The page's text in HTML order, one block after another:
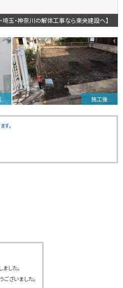
玉・神奈川の解体工事なら東央建設へ】
施工後
す。
した。
ざいました。